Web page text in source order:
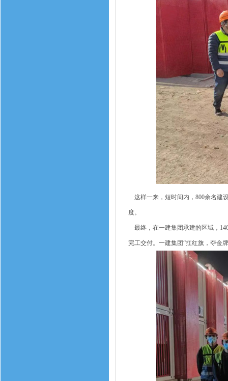
这样一来，短时间内，800余名建
度。
最终，在一建集团承建的区域，
完工交付。一建集团“扛红旗，夺金